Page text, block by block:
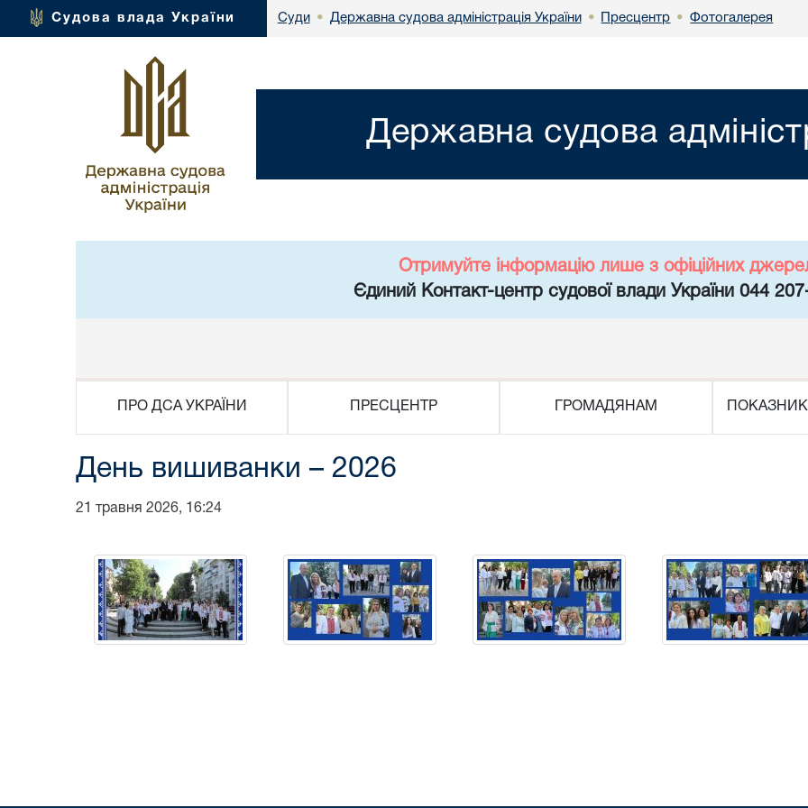
Судова влада України Суди • Державна судова адміністрація України • Пресцентр • Фотогалерея
Державна судова
Отримуйте інформацію лише з офіційних
Єдиний Контакт-центр судової влади України 044
ПРО ДСА УКРАЇНИ ПРЕСЦЕНТР ГРОМАДЯНАМ
День вишиванки – 2026
21 травня 2026, 16:24